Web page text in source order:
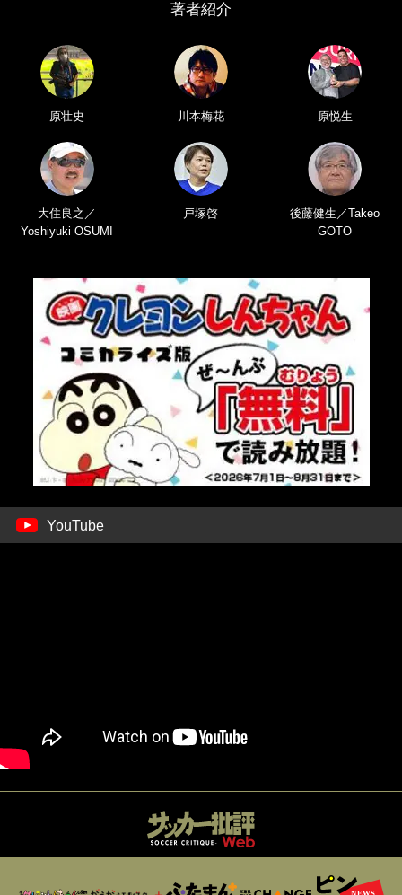
著者紹介
原壮史 川本梅花 原悦生
大住良之／
Yoshiyuki OSUMI
戸塚啓
後藤健生／Takeo
GOTO
YouTube